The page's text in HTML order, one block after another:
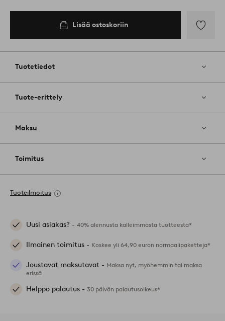
Lisää ostoskoriin
Tuotetiedot
Tuote-erittely
Maksu
Toimitus
Tuoteilmoitus
Uusi asiakas? - 40% alennusta kalleimmasta tuotteesta*
Ilmainen toimitus - Koskee yli 64,90 euron normaalipaketteja*
Joustavat maksutavat - Maksa nyt, myöhemmin tai maksa
erissä
Helppo palautus - 30 päivän palautusoikeus*